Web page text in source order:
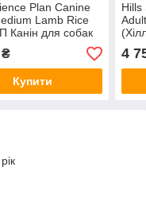
Plan Canine
Lamb Rice
Канін для собак
Купити
Hills
4